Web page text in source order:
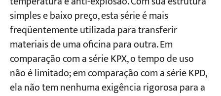
simples e baixo preço, esta série é mais
freqüentemente utilizada para transferir
materiais de uma oficina para outra. Em
comparação com a série KPX, o tempo de uso
não é limitado; em comparação com a série KPD,
ela não tem nenhuma exigência rigorosa para a